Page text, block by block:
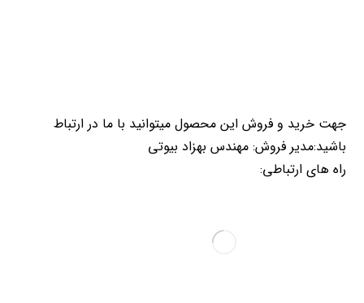
جهت خرید و فروش این محصول میتوانید با ما در ارتباط
باشید:مدیر فروش: مهندس بهزاد بیوتی
راه های ارتباطی: